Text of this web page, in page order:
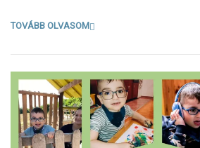
TOVÁBB OLVASOM